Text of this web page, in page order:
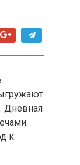
Дневная
к